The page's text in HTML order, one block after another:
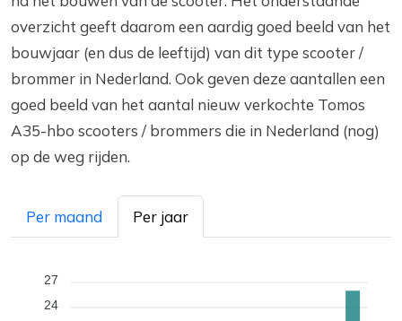
overzicht geeft daarom een aardig goed beeld van het
bouwjaar (en dus de leeftijd) van dit type scooter /
brommer in Nederland. Ook geven deze aantallen een
goed beeld van het aantal nieuw verkochte Tomos
A35-hbo scooters / brommers die in Nederland (nog)
op de weg rijden.
Per maand Per jaar
27
24